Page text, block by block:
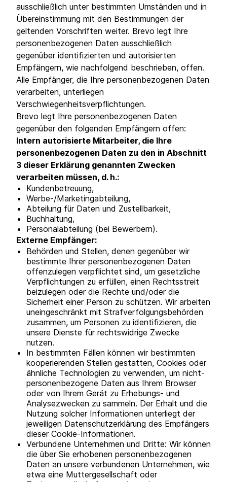
ausschließlich unter bestimmten Umständen und in
Übereinstimmung mit den Bestimmungen der
geltenden Vorschriften weiter. Brevo legt Ihre
personenbezogenen Daten ausschließlich
gegenüber identifizierten und autorisierten
Empfängern, wie nachfolgend beschrieben, offen.
Alle Empfänger, die Ihre personenbezogenen Daten
verarbeiten, unterliegen
Verschwiegenheitsverpflichtungen.
Brevo legt Ihre personenbezogenen Daten
gegenüber den folgenden Empfängern offen:
Intern autorisierte Mitarbeiter, die Ihre
personenbezogenen Daten zu den in Abschnitt
3 dieser Erklärung genannten Zwecken
verarbeiten müssen, d. h.:
Kundenbetreuung,
Werbe-/Marketingabteilung,
Abteilung für Daten und Zustellbarkeit,
Buchhaltung,
Personalabteilung (bei Bewerbern).
Externe Empfänger:
Behörden und Stellen, denen gegenüber wir
bestimmte Ihrer personenbezogenen Daten
offenzulegen verpflichtet sind, um gesetzliche
Verpflichtungen zu erfüllen, einen Rechtsstreit
beizulegen oder die Rechte und/oder die
Sicherheit einer Person zu schützen. Wir arbeiten
uneingeschränkt mit Strafverfolgungsbehörden
zusammen, um Personen zu identifizieren, die
unsere Dienste für rechtswidrige Zwecke
nutzen.
In bestimmten Fällen können wir bestimmten
kooperierenden Stellen gestatten, Cookies oder
ähnliche Technologien zu verwenden, um nicht-
personenbezogene Daten aus Ihrem Browser
oder von Ihrem Gerät zu Erhebungs- und
Analysezwecken zu sammeln. Der Erhalt und die
Nutzung solcher Informationen unterliegt der
jeweiligen Datenschutzerklärung des Empfängers
dieser Cookie-Informationen.
Verbundene Unternehmen und Dritte: Wir können
die über Sie erhobenen personenbezogenen
Daten an unsere verbundenen Unternehmen, wie
etwa eine Muttergesellschaft oder